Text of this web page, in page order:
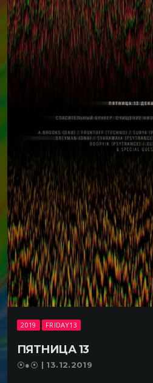
2019 FRIDAY13
ПЯТНИЦА 13
⦿●⦿ | 13.12.2019